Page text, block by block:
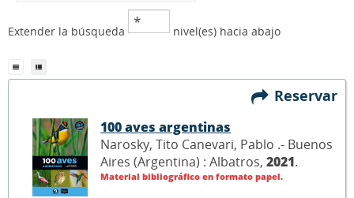
Extender la búsqueda nivel(es) hacia abajo
Reservar
100 aves argentinas
Narosky, Tito Canevari, Pablo .- Buenos
Aires (Argentina) : Albatros, 2021.
Material bibliográfico en formato papel.